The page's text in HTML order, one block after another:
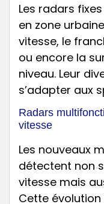
Les radars
en zone
vitesse, le
ou encore la
niveau. Leur
s’adapter aux
Radars
vitesse
Les nouveaux
détectent non
vitesse mais
Cette